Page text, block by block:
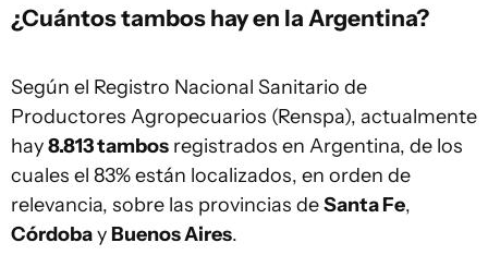
¿Cuántos tambos hay en la Argentina?
Según el Registro Nacional Sanitario de
Productores Agropecuarios (Renspa), actualmente
hay8.813 tambos registrados en Argentina, de los
cuales el 83% están localizados, en orden de
relevancia, sobre las provincias deSanta Fe,
Córdobay Buenos Aires.